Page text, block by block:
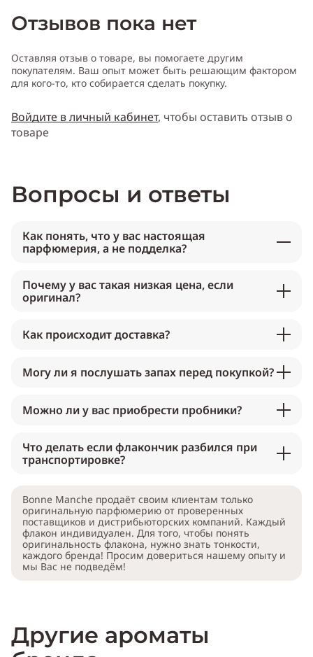
Отзывов пока нет
Оставляя отзыв о товаре, вы помогаете другим
покупателям. Ваш опыт может быть решающим фактором
для кого-то, кто собирается сделать покупку.
Войдите в личный кабинет, чтобы оставить отзыв о
товаре
Вопросы и ответы
Как понять, что у вас настоящая
парфюмерия, а не подделка?
Почему у вас такая низкая цена, если
оригинал?
Как происходит доставка?
Могу ли я послушать запах перед покупкой?
Можно ли у вас приобрести пробники?
Что делать если флакончик разбился при
транспортировке?
Bonne Manche продаёт своим клиентам только
оригинальную парфюмерию от проверенных
поставщиков и дистрибьюторских компаний. Каждый
флакон индивидуален. Для того, чтобы понять
оригинальность флакона, нужно знать тонкости,
каждого бренда! Просим довериться нашему опыту и
мы Вас не подведём!
Другие ароматы